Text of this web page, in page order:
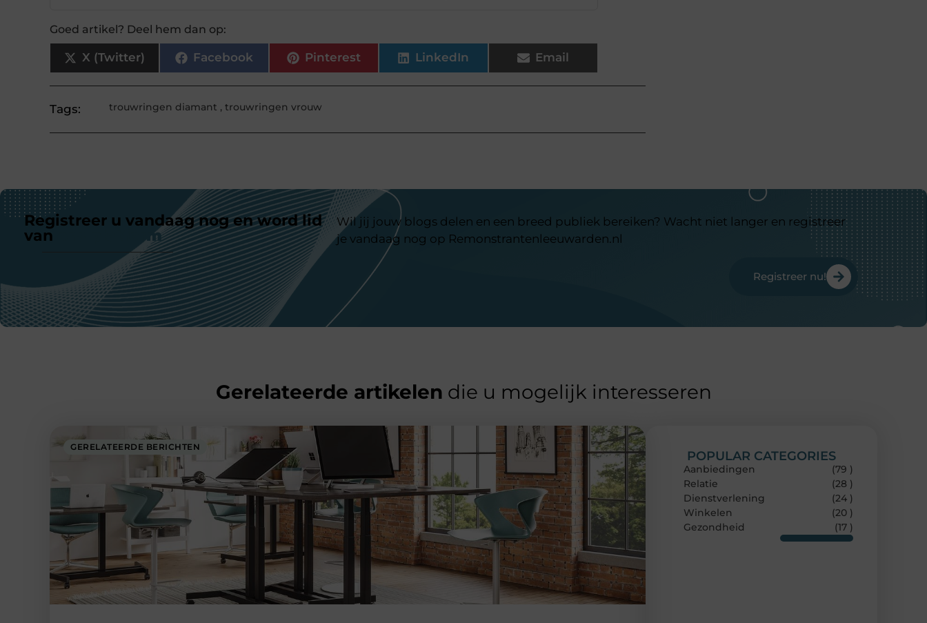
Goed artikel? Deel hem dan op:
X (Twitter) Facebook Pinterest LinkedIn Email
Tags: trouwringen diamant ,trouwringen vrouw
Registreer u vandaag nog en word lid
van
ons platform
Wil jij jouw blogs delen en een breed publiek bereiken? Wacht niet langer en registreer
je vandaag nog op Remonstrantenleeuwarden.nl
Registreer nu!
Gerelateerde artikelen die u mogelijk interesseren
GERELATEERDE BERICHTEN
POPULAR CATEGORIES
Aanbiedingen
(79 )
Relatie
(28 )
Dienstverlening
(24 )
Winkelen
(20 )
Gezondheid
(17 )